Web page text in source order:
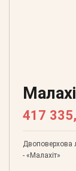
417
Двоповерхова
- «Малахіт»